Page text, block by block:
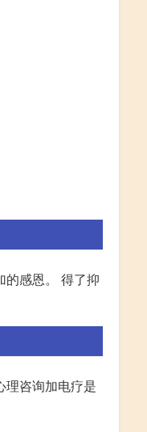
的感恩。 得了抑
理咨询加电疗是